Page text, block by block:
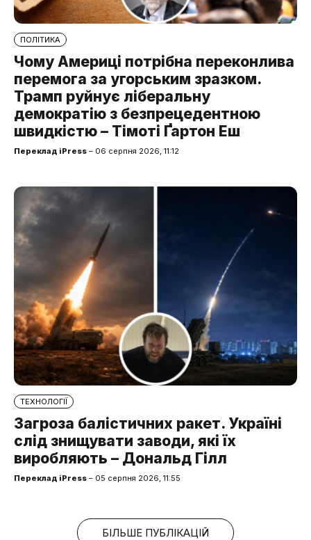
ПОЛІТИКА
Чому Америці потрібна переконлива
перемога за угорським зразком.
Трамп руйнує ліберальну
демократію з безпрецедентною
швидкістю – Тімоті Ґартон Еш
Переклад iPress – 06 серпня 2026, 11:12
ТЕХНОЛОГІЇ
Загроза балістичних ракет. Україні
слід знищувати заводи, які їх
виробляють – Дональд Гілл
Переклад iPress – 05 серпня 2026, 11:55
БІЛЬШЕ ПУБЛІКАЦІЙ